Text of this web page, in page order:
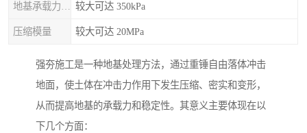
较大可达 350kPa
压缩模量 较大可达 20MPa
强夯施工是一种地基处理方法，通过重锤自由落体冲击
地面，使土体在冲击力作用下发生压缩、密实和变形，
从而提高地基的承载力和稳定性。其意义主要体现在以
下几个方面：